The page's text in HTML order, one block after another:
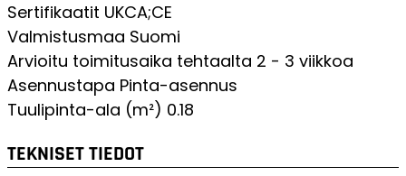
Sertifikaatit UKCA;CE
Valmistusmaa Suomi
Arvioitu toimitusaika tehtaalta 2 - 3 viikkoa
Asennustapa Pinta-asennus
Tuulipinta-ala (m²) 0.18
TEKNISET TIEDOT